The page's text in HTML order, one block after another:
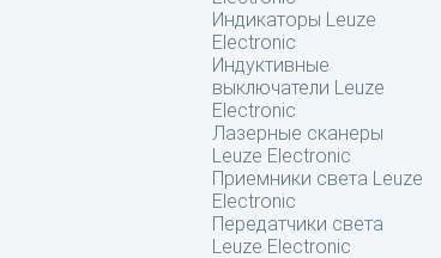
Индикаторы Leuze
Electronic
Индуктивные
выключатели Leuze
Electronic
Лазерные сканеры
Leuze Electronic
Приемники света Leuze
Electronic
Передатчики света
Leuze Electronic